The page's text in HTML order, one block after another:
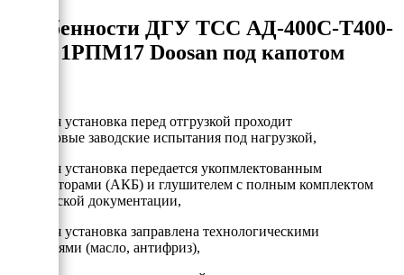
Особенности ДГУ ТСС АД-400С-Т400-
1РПМ17 Doosan под капотом
- Каждая установка перед отгрузкой проходит
двухчасовые заводские испытания под нагрузкой,
- Каждая установка передается укопмлектованным
аккумулторами (АКБ) и глушителем с полным комплектом
технической документации,
- Каждая установка заправлена технологическими
жидкостями (масло, антифриз),